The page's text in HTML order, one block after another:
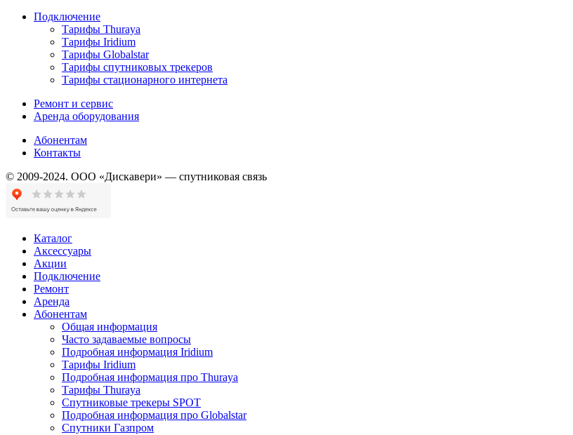
Подключение
Тарифы Thuraya
Тарифы Iridium
Тарифы Globalstar
Тарифы спутниковых трекеров
Тарифы стационарного интернета
Ремонт и сервис
Аренда оборудования
Абонентам
Контакты
© 2009-2024. ООО «Дискавери» — спутниковая связь
Каталог
Аксессуары
Акции
Подключение
Ремонт
Аренда
Абонентам
Общая информация
Часто задаваемые вопросы
Подробная информация Iridium
Тарифы Iridium
Подробная информация про Thuraya
Тарифы Thuraya
Спутниковые трекеры SPOT
Подробная информация про Globalstar
Спутники Газпром